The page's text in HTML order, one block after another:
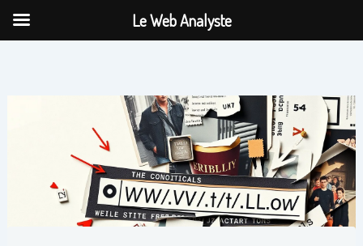
Aller
Le Web Analyste